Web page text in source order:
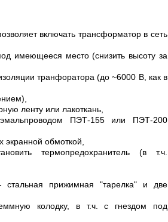
включать трансформатор в сеть
имеющееся место (снизить высоту за
транфоратора (до ~6000 В, как в
ленту или лакоткань,
эмальпроводом ПЭТ-155 или ПЭТ-200
экранной обмоткой,
термопредохранитель (в т.ч.
стальная прижимная "тарелка" и две
колодку, в т.ч. с гнездом под